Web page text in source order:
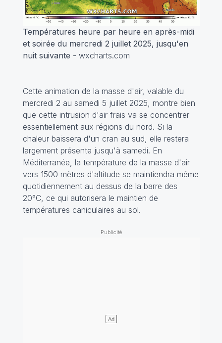
Températures heure par heure en après-midi
et soirée du mercredi 2 juillet 2025, jusqu'en
nuit suivante - wxcharts.com
Cette animation de la masse d'air, valable du
mercredi 2 au samedi 5 juillet 2025, montre bien
que cette intrusion d'air frais va se concentrer
essentiellement aux régions du nord. Si la
chaleur baissera d'un cran au sud, elle restera
largement présente jusqu'à samedi. En
Méditerranée, la température de la masse d'air
vers 1500 mètres d'altitude se maintiendra même
quotidiennement au dessus de la barre des
20°C, ce qui autorisera le maintien de
températures caniculaires au sol.